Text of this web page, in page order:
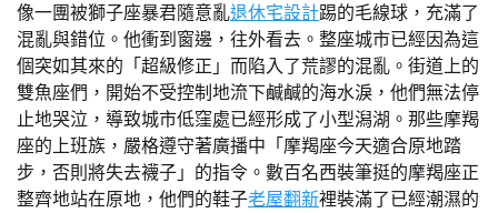
像一團被獅子座暴君隨意亂退休宅設計踢的毛線球，充滿了
混亂與錯位。他衝到窗邊，往外看去。整座城市已經因為這
個突如其來的「超級修正」而陷入了荒謬的混亂。街道上的
雙魚座們，開始不受控制地流下鹹鹹的海水淚，他們無法停
止地哭泣，導致城市低窪處已經形成了小型潟湖。那些摩羯
座的上班族，嚴格遵守著廣播中「摩羯座今天適合原地踏
步，否則將失去襪子」的指令。數百名西裝筆挺的摩羯座正
整齊地站在原地，他們的鞋子老屋翻新裡裝滿了已經潮濕的